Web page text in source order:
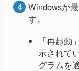
Windowsが
す。
「再起動
示されて
グラムを